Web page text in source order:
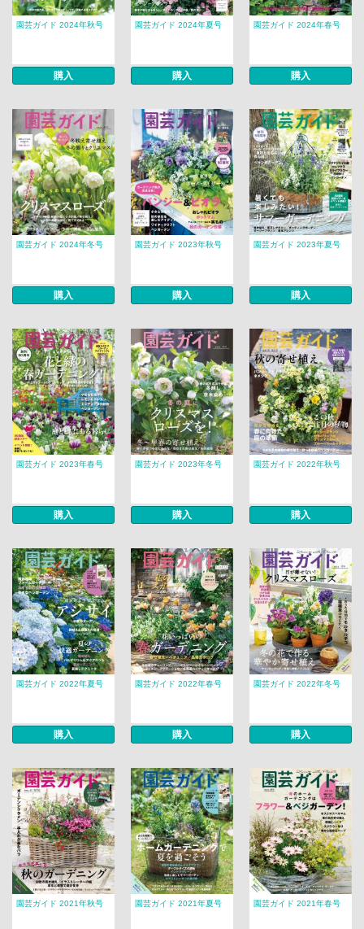
園芸ガイド 2024年秋号
購入
園芸ガイド 2024年夏号
購入
園芸ガイド 2024年春号
購入
園芸ガイド 2024年冬号
購入
園芸ガイド 2023年秋号
購入
園芸ガイド 2023年夏号
購入
園芸ガイド 2023年春号
購入
園芸ガイド 2023年冬号
購入
園芸ガイド 2022年秋号
購入
園芸ガイド 2022年夏号
購入
園芸ガイド 2022年春号
購入
園芸ガイド 2022年冬号
購入
園芸ガイド 2021年秋号 園芸ガイド 2021年夏号 園芸ガイド 2021年春号